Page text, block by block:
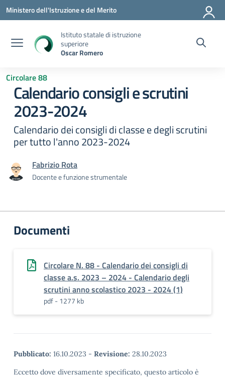
Vai ai contenuti
Vai al menu di navigazione
Vai al footer
Ministero dell'Istruzione e del Merito
Istituto statale di istruzione
superiore
Oscar Romero
Circolare 88
Calendario consigli e scrutini
2023-2024
Calendario dei consigli di classe e degli scrutini
per tutto l'anno 2023-2024
Fabrizio Rota
Docente e funzione strumentale
Documenti
Circolare N. 88 - Calendario dei consigli di
classe a.s. 2023 – 2024 - Calendario degli
scrutini anno scolastico 2023 - 2024 (1)
pdf - 1277 kb
Pubblicato: 16.10.2023 - Revisione: 28.10.2023
Eccetto dove diversamente specificato, questo articolo è